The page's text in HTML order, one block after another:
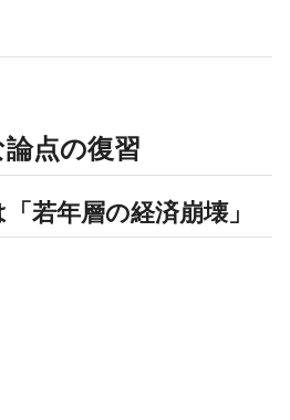
点の復習
若年層の経済崩壊」